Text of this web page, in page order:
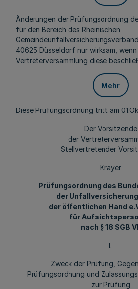
Änderungen der Prüfungsordnung
für den Bereich des Rheinischen
40625 Düsseldorf nur wirksam,
Vertreterversammlung diese
Mehr
Diese Prüfungsordnung tritt am
Der Vorsitzende
der
Stellvertretender
Krayer
Prüfungsordnung des
der
der öffentlichen Hand
für
nach § 18 SGB
I.
Zweck der Prüfung,
Prüfungsordnung und
zur Prüfung